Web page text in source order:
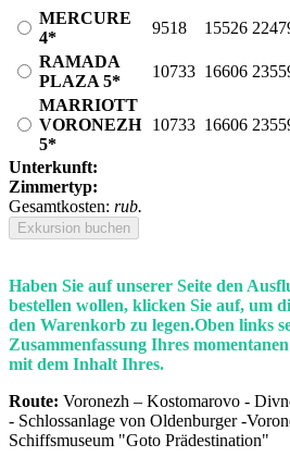
MERCURE
4*
9518 15526
RAMADA
PLAZA 5*
10733 16606
MARRIOTT
VORONEZH
5*
10733 16606
Unterkunft:
Zimmertyp:
Gesamtkosten: rub.
Exkursion buchen
Haben Sie auf unserer Seite den
bestellen wollen, klicken Sie auf, um
den Warenkorb zu legen.Oben links
Zusammenfassung Ihres
mit dem Inhalt Ihres.
Route: Voronezh – Kostomarovo -
- Schlossanlage von Oldenburger -
Schiffsmuseum "Goto Prädestination"